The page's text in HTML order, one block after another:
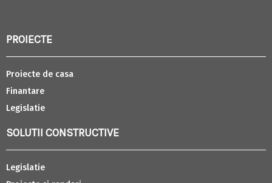
PROIECTE
Proiecte de casa
Finantare
Legislatie
SOLUTII CONSTRUCTIVE
Legislatie